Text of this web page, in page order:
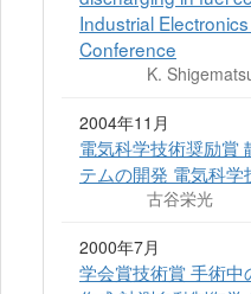
Industrial
Conference
K.
2004年11月
電気科学技術奨励賞
テムの開発 電気科学
古谷栄光
2000年7月
学会賞技術賞 手術